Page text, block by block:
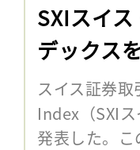
SXIスイ
デックス
スイス証券
Index（SXI
発表した。